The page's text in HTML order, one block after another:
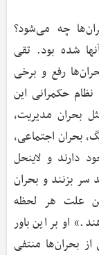
بحران‌ها چه می‌شود؟
در سال 1404 اسیر آنها شده بود. تقی
رفع و برخی
حکمرانی این
بحران مدیریت،
بحران اجتماعی،
دارند و لاینحل
سر بزنند و بحران
علت هر لحظه
او بر این باور
بحران‌ها منتفی